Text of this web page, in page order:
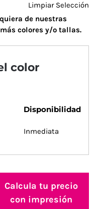
Limpiar Selección
de nuestras
colores y/o tallas.
color
Disponibilidad
Inmediata
Calcula tu precio
con impresión